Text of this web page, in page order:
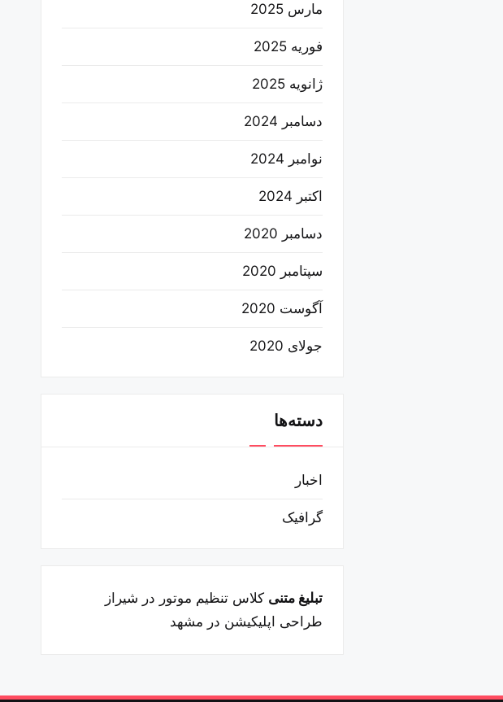
مارس 2025
فوریه 2025
ژانویه 2025
دسامبر 2024
نوامبر 2024
اکتبر 2024
دسامبر 2020
سپتامبر 2020
آگوست 2020
جولای 2020
دسته‌ها
اخبار
گرافیک
تبلیغ متنی کلاس تنظیم موتور در شیراز
طراحی اپلیکیشن در مشهد